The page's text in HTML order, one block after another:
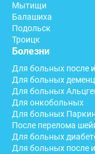
Мытищи
Балашиха
Подольск
Троицк
Болезни
Для больных после
Для больных
Для больных
Для онкобольных
Для больных
После перелома
Для больных
Для больных после